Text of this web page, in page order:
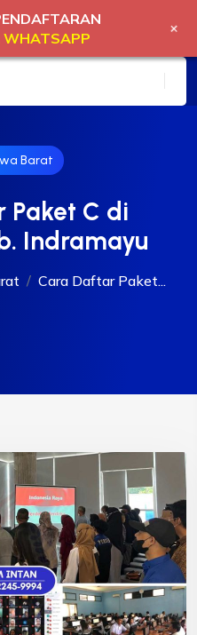
Barat
Paket C di
Indramayu
Cara Daftar Paket...
WHATSAPP
+